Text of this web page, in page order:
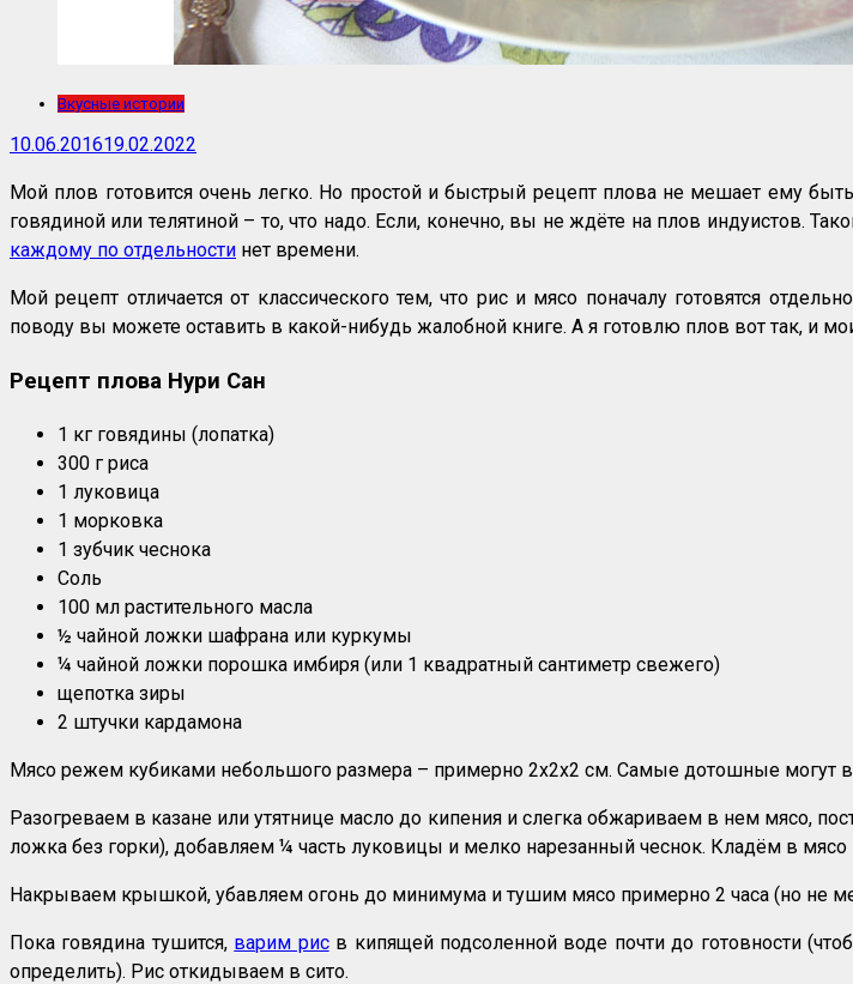
Вкусные истории
10.06.201619.02.2022
Мой плов готовится очень легко. Но простой и быстрый рецепт плова не мешает ему
говядиной или телятиной – то, что надо. Если, конечно, вы не ждёте на плов индуистов.
каждому по отдельности нет времени.
Мой рецепт отличается от классического тем, что рис и мясо поначалу готовятся
поводу вы можете оставить в какой-нибудь жалобной книге. А я готовлю плов вот так, и
Рецепт плова Нури Сан
1 кг говядины (лопатка)
300 г риса
1 луковица
1 морковка
1 зубчик чеснока
Соль
100 мл растительного масла
½ чайной ложки шафрана или куркумы
¼ чайной ложки порошка имбиря (или 1 квадратный сантиметр свежего)
щепотка зиры
2 штучки кардамона
Мясо режем кубиками небольшого размера – примерно 2х2х2 см. Самые дотошные могут
Разогреваем в казане или утятнице масло до кипения и слегка обжариваем в нем мясо,
ложка без горки), добавляем ¼ часть луковицы и мелко нарезанный чеснок. Кладём в
Накрываем крышкой, убавляем огонь до минимума и тушим мясо примерно 2 часа (но не
Пока говядина тушится, варим рисв кипящей подсоленной воде почти до готовности
определить). Рис откидываем в сито.